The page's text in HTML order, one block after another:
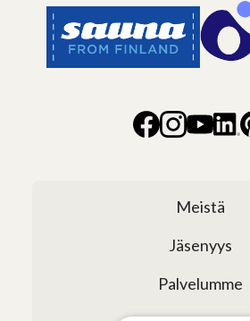
Meistä
Jäsenyys
Palvelumme